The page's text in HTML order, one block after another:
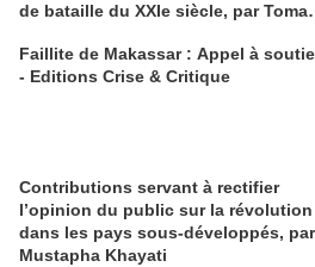
de bataille du XXIe siècle, par
Faillite de Makassar : Appel à
- Editions Crise & Critique
Contributions servant à rectifier
l’opinion du public sur la révolution
dans les pays sous-développés, par
Mustapha Khayati